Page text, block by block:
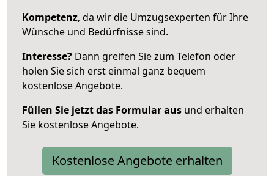
Kompetenz, da wir die Umzugsexperten für Ihre
Wünsche und Bedürfnisse sind.
Interesse? Dann greifen Sie zum Telefon oder
holen Sie sich erst einmal ganz bequem
kostenlose Angebote.
Füllen Sie jetzt das Formular aus und erhalten
Sie kostenlose Angebote.
Kostenlose Angebote erhalten